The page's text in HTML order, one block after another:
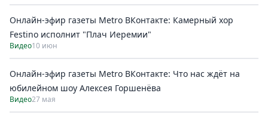
Онлайн-эфир газеты Metro ВКонтакте: Камерный хор
Festino исполнит "Плач Иеремии"
Видео10 июн
Онлайн-эфир газеты Metro ВКонтакте: Что нас ждёт на
юбилейном шоу Алексея Горшенёва
Видео27 мая